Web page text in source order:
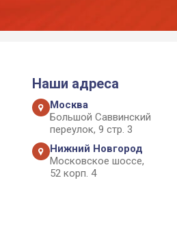
Наши адреса
Москва
Большой Саввинский
переулок, 9 стр. 3
Нижний Новгород
Московское шоссе,
52 корп. 4